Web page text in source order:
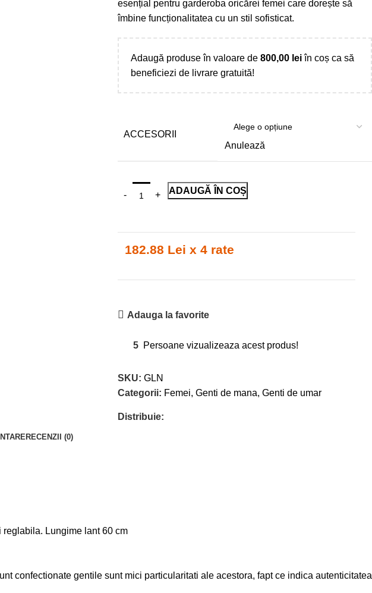
esențial pentru garderoba oricărei femei care dorește să
îmbine funcționalitatea cu un stil sofisticat.
Adaugă produse în valoare de 800,00 leiîn coș ca să
beneficiezi de livrare gratuită!
ACCESORII
Anulează
ADAUGĂ ÎN COȘ
182.88 Lei x 4 rate
Adauga la favorite
5 Persoane vizualizeaza acest produs!
SKU: GLN
Categorii: Femei, Genti de mana, Genti de umar
Distribuie:
RECENZII (0)
reglabila. Lungime lant 60 cm
confectionate gentile sunt mici particularitati ale acestora, fapt ce indica autenticitatea